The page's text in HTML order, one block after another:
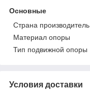
Основные
Страна производитель
Материал опоры
Тип подвижной опоры
Условия доставки